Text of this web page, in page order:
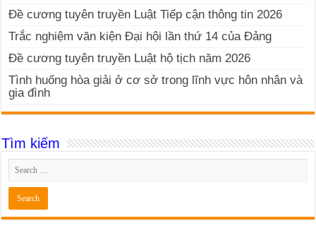
Đề cương tuyên truyền Luật Tiếp cận thông tin 2026
Trắc nghiệm văn kiện Đại hội lần thứ 14 của Đảng
Đề cương tuyên truyền Luật hộ tịch năm 2026
Tình huống hòa giải ở cơ sở trong lĩnh vực hôn nhân và
gia đình
Tìm kiếm